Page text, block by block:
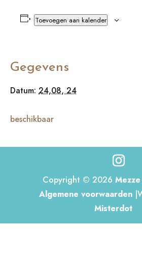
Toevoegen aan kalender
Gegevens
Datum: 24,08, 24
beschikbaar
Copyright © 2026
Algemene voorwaarden
Misterdot